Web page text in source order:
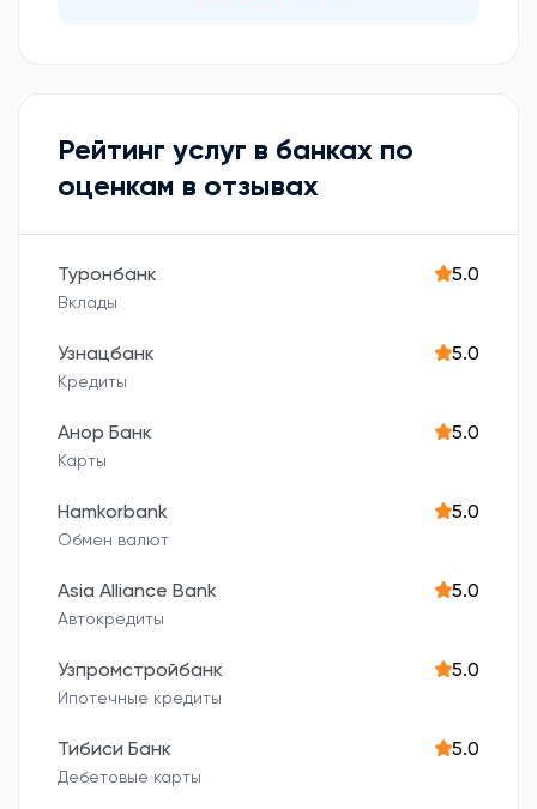
Рейтинг услуг в банках по
оценкам в отзывах
Туронбанк 5.0
Вклады
Узнацбанк 5.0
Кредиты
Анор Банк 5.0
Карты
Hamkorbank 5.0
Обмен валют
Asia Alliance Bank 5.0
Автокредиты
Узпромстройбанк 5.0
Ипотечные кредиты
Тибиси Банк 5.0
Дебетовые карты